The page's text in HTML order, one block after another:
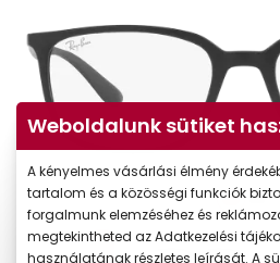
Weboldalunk sütiket
A kényelmes vásárlási élmény
tartalom és a közösségi funkciók
forgalmunk elemzéséhez és
megtekintheted az Adatkezelési
használatának részletes leírását. A